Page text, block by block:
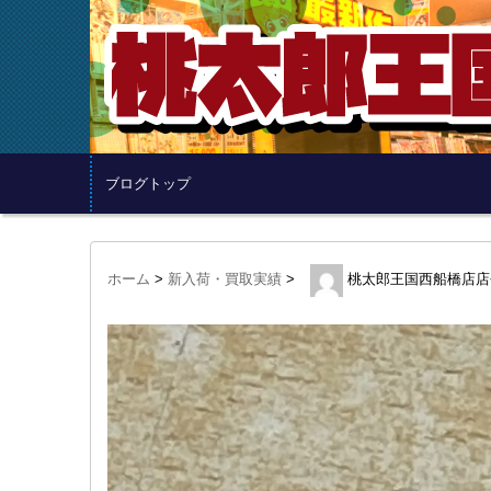
ブログトップ
ホーム > 新入荷・買取実績 > 桃太郎王国西船橋店